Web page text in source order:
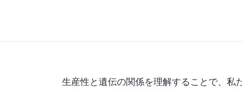
生産性と遺伝の関係を理解することで、私